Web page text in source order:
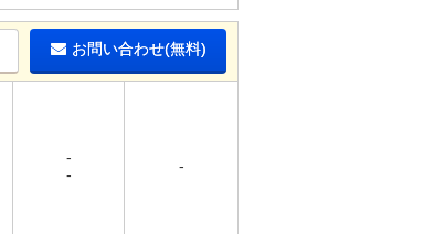
お問い合わせ(無料)
-
-
-